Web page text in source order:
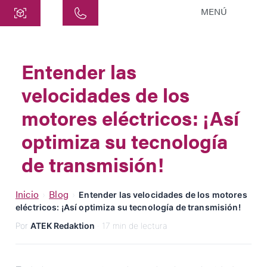
Siemensstraße 47
25462 Rellingen
info@atek.de
+49 4101 7953-0
Abrir Chat
Nombre
Nombre de la Empresa
MENÚ
Entender las
velocidades de los
motores eléctricos: ¡Así
optimiza su tecnología
de transmisión!
Inicio Blog
Entender las velocidades de los motores
eléctricos: ¡Así optimiza su tecnología de transmisión!
Por ATEK Redaktion · 17 min de lectura